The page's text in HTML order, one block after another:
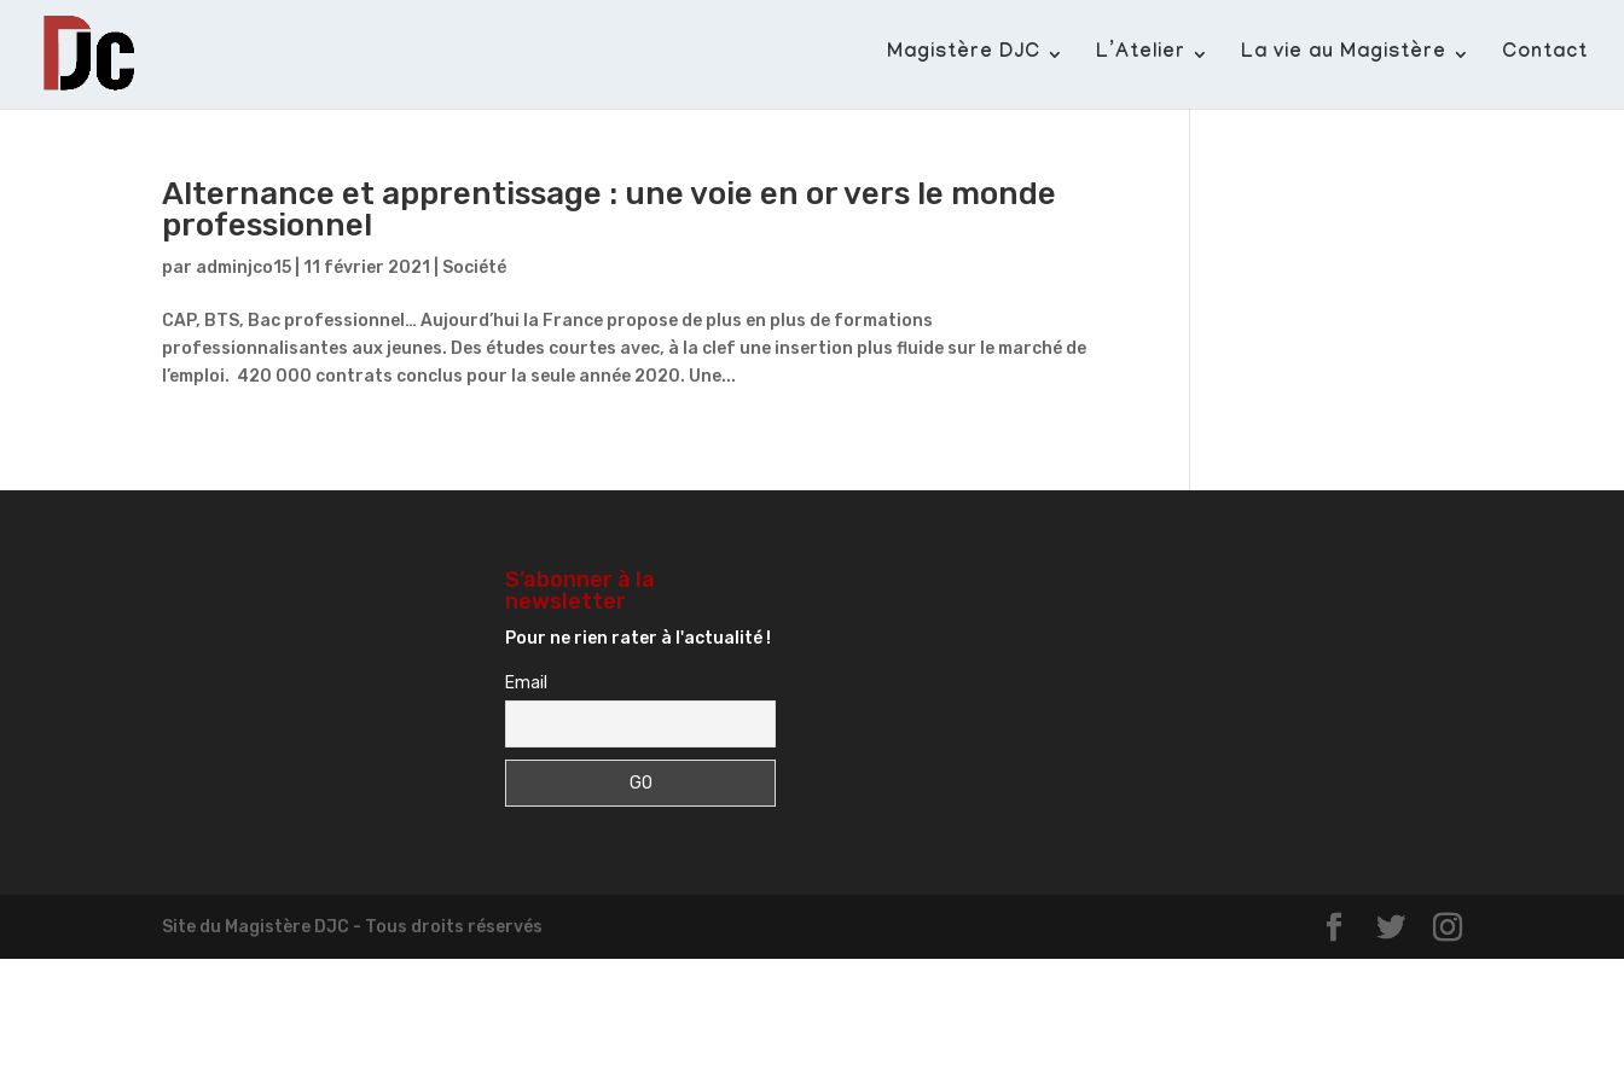
Magistère DJC L’Atelier La vie au Magistère Contact
Alternance et apprentissage : une voie en or vers le monde
professionnel
par adminjco15 11 février 2021 Société
CAP, BTS, Bac professionnel… Aujourd’hui la France propose de plus en plus de formations
professionnalisantes aux jeunes. Des études courtes avec, à la clef une insertion plus fluide sur le marché de
l’emploi. 420 000 contrats conclus pour la seule année 2020. Une...
S’abonner à la
newsletter
Pour ne rien rater à l'actualité !
Email
Site du Magistère DJC - Tous droits réservés